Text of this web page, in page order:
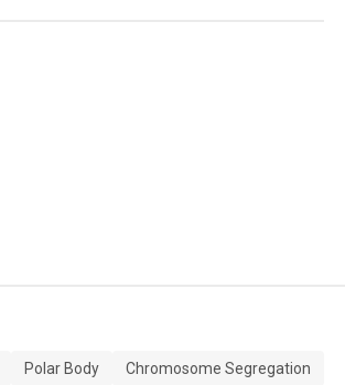
Polar Body
Chromosome Segregation